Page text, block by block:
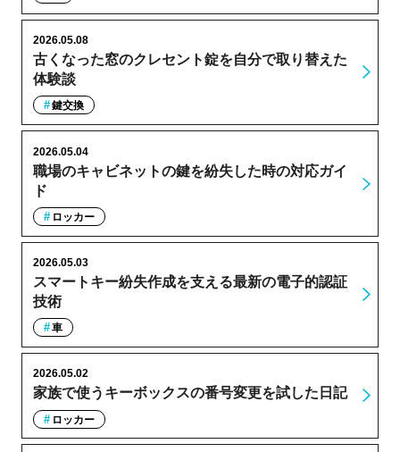
古くなった窓のクレセント錠を自分で取り替えた
体験談
2026.05.08
鍵交換
職場のキャビネットの鍵を紛失した時の対応ガイ
ド
2026.05.04
ロッカー
スマートキー紛失作成を支える最新の電子的認証
技術
2026.05.03
車
家族で使うキーボックスの番号変更を試した日記
2026.05.02
ロッカー